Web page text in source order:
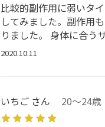
比較的副作用に弱いタ
してみました。副作用
りました。 身体に合う
2020.10.11
いちご さん 20～24